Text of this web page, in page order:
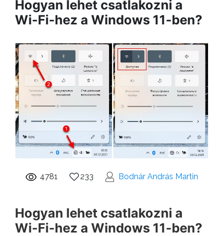
Hogyan lehet csatlakozni a
Wi-Fi-hez a Windows 11-ben?
4781 233 Bodnár András Martin
Hogyan lehet csatlakozni a
Wi-Fi-hez a Windows 11-ben?